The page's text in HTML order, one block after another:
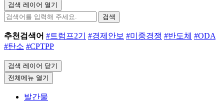
검색 레이어 열기
검색
추천검색어 #트럼프2기 #경제안보 #미중경쟁 #반도체 #ODA
#탄소 #CPTPP
검색 레이어 닫기
전체메뉴 열기
발간물